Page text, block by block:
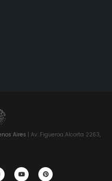
Aires | Av. Figueroa Alcorta 2263,